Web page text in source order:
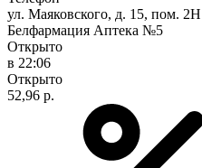
ул. Маяковского, д. 15, пом. 2Н
Белфармация Аптека №5
Открыто
в 22:06
Открыто
52,96 р.